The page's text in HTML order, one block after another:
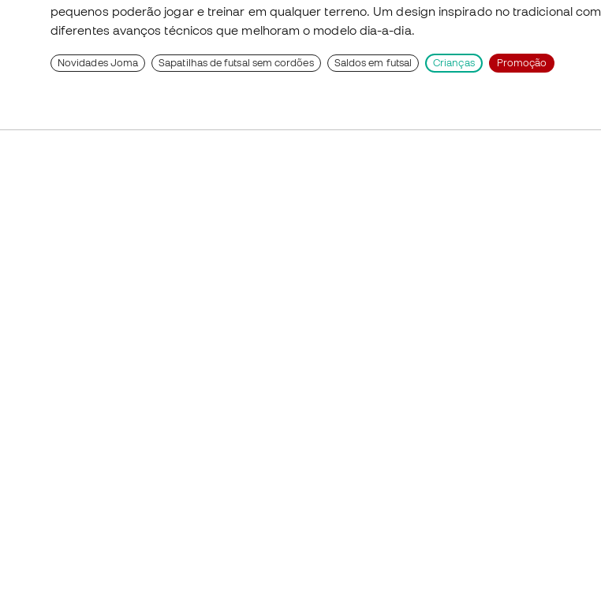
pequenos poderão jogar e treinar em qualquer terreno. Um design inspirado no tradicional com
diferentes avanços técnicos que melhoram o modelo dia-a-dia.
Novidades Joma Sapatilhas de futsal sem cordões Saldos em futsal Crianças Promoção